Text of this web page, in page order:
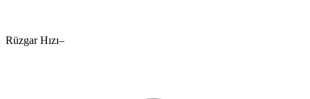
Rüzgar Hızı–